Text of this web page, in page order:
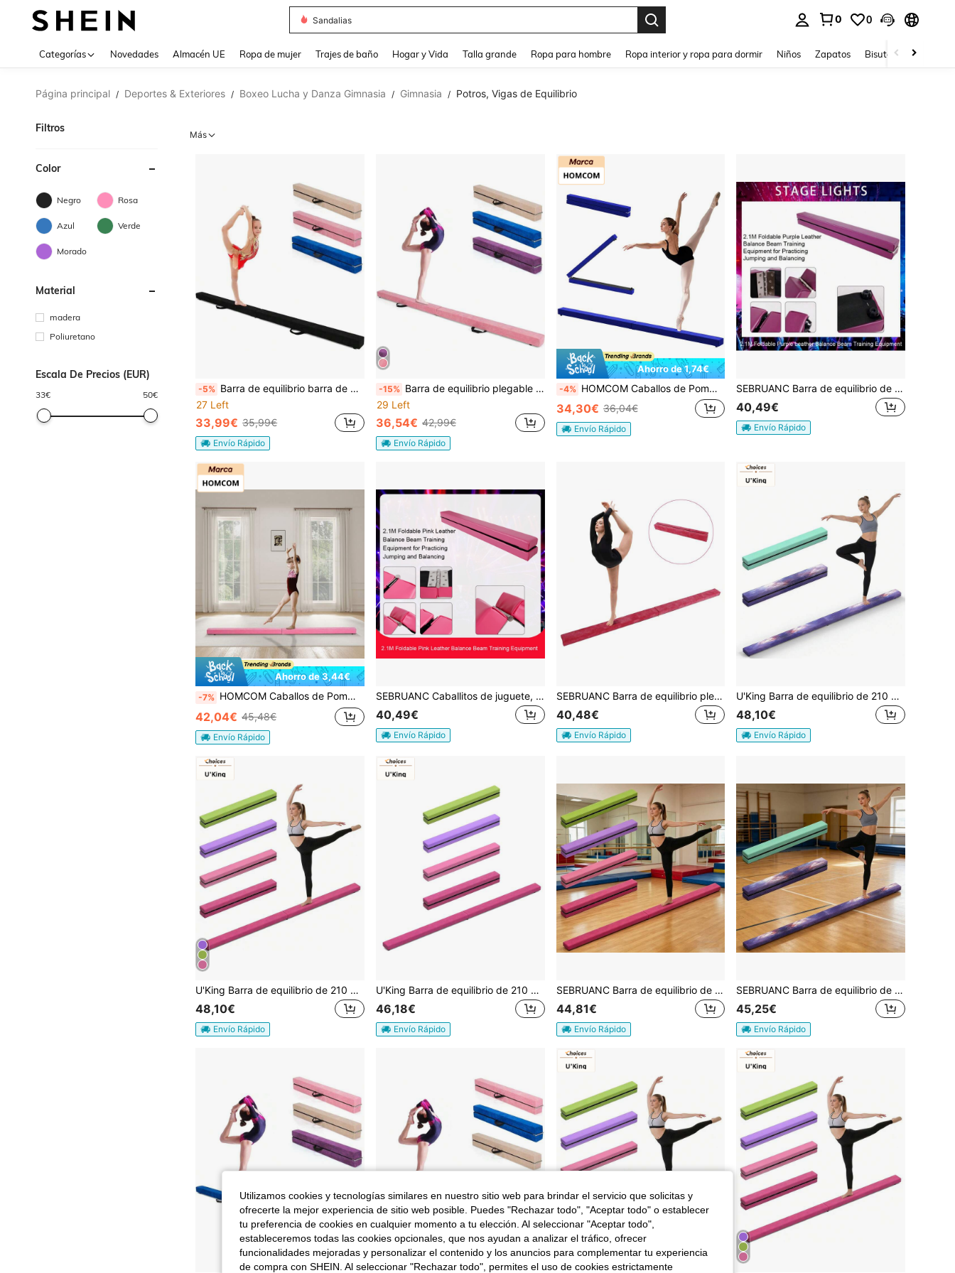
Tops
0 0
Categorías Novedades Almacén UE Ropa de mujer Trajes de baño Hogar y Vida Talla grande Ropa para hombre Ropa interior y ropa para dormir Niños Zapatos Bisutería Y
Página principal / Deportes & Exteriores / Boxeo Lucha y Danza Gimnasia / Gimnasia / Potros, Vigas de Equilibrio
Filtros
Color
Negro Rosa
Azul Verde
Morado
Material
madera
Poliuretano
Escala De Precios (EUR)
33€ 50€
Más
-5% Barra de equilibrio barra de gimnasia plegable barra de gimnasia barra de equilibrio de entrenamiento antideslizante 210x10x6,5 cm
27 Left
33,99€ 35,99€
Envío Rápido
-15% Barra de equilibrio plegable Barra de gimnasia Entrenamiento Barra de equilibrio antideslizante 210x10x6,5cm
29 Left
36,54€ 42,99€
Envío Rápido
Ahorro de 1,74€
-4% HOMCOM Caballos de Pommel, Barras de Equilibrio
34,30€ 36,04€
Envío Rápido
SEBRUANC Barra de equilibrio de 210 cm fabricada en madera maciza de pino, plegable para casa. Viga de equilibrio de suelo con base y goma antideslizante, adecuada para principiantes y gimnastas.
40,49€
Envío Rápido
Ahorro de 3,44€
-7% HOMCOM Caballos de Pommel, Barras de Equilibrio
42,04€ 45,48€
Envío Rápido
SEBRUANC Caballitos de juguete, barras de equilibrio
40,49€
Envío Rápido
SEBRUANC Barra de equilibrio plegable para gimnasia de 210 cm. Barra de equilibrio para entrenamiento de gimnasia para principiantes con funda y base de goma antideslizante. Adecuada para juegos familiares, entrenamiento de gimnasia y fitness.
40,48€
Envío Rápido
U'King Barra de equilibrio de 210 x 10 x 5,5 cm, barra de gimnasia plegable, barra de cuero/franela, barra de gimnasia, interior y exterior, equipo de gimnasia con base de goma antideslizante para juegos familiares, entrenamiento de gimnasia, fitness corporal
48,10€
Envío Rápido
U'King Barra de equilibrio de 210 x 10 x 5,5 cm, barra de gimnasia plegable, barra de cuero/franela, barra de gimnasia, interior y exterior, equipo de gimnasia con base de goma antideslizante para juegos familiares, entrenamiento de gimnasia, fitness corporal
48,10€
Envío Rápido
U'King Barra de equilibrio de 210 x 10 x 5,5 cm, barra de gimnasia plegable, barra de cuero/franela, barra de gimnasia, interior y exterior, equipo de gimnasia con base de goma antideslizante para juegos familiares, entrenamiento de gimnasia, fitness corporal
46,18€
Envío Rápido
SEBRUANC Barra de equilibrio de 210 cm fabricada en madera maciza de pino, plegable para casa. Viga de equilibrio de suelo con base de cuero y goma antideslizante, adecuada para principiantes y gimnastas.
44,81€
Envío Rápido
SEBRUANC Barra de equilibrio de 210 cm fabricada en madera maciza de pino, plegable para casa. Viga de equilibrio de suelo con base de cuero y goma antideslizante, adecuada para principiantes y gimnastas.
45,25€
Envío Rápido
Utilizamos cookies y tecnologías similares en nuestro sitio web para brindar el servicio que solicitas y
ofrecerte la mejor experiencia de sitio web posible. Puedes "Rechazar todo", "Aceptar todo" o establecer
tu preferencia de cookies en cualquier momento a tu elección. Al seleccionar "Aceptar todo",
estableceremos todas las cookies opcionales, que nos ayudan a analizar el tráfico, ofrecer
funcionalidades mejoradas y personalizar el contenido y los anuncios para complementar tu experiencia
de compra con SHEIN. Al seleccionar "Rechazar todo", permites el uso de cookies estrictamente